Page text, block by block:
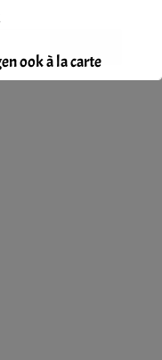
ook à la carte